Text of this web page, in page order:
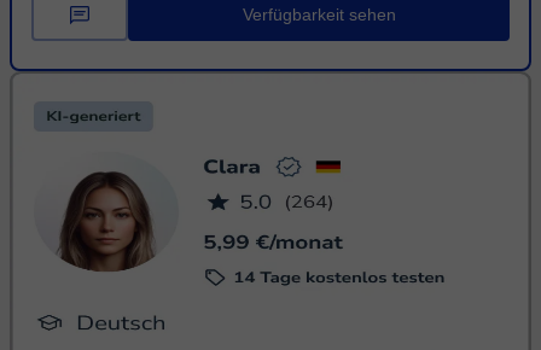
Verfügbarkeit sehen